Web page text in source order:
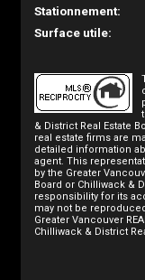
Stationnement:
Surface utile:
& District Real Estate
real estate firms are
detailed information
agent. This
by the Greater
Board or Chilliwack &
responsibility for its
may not be
Greater Vancouver
Chilliwack & District